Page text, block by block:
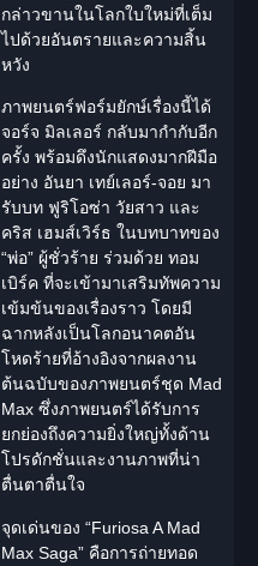
กล่าวขานในโลกใบใหม่ที่เต็ม
ไปด้วยอันตรายและความสิ้น
หวัง
ภาพยนตร์ฟอร์มยักษ์เรื่องนี้ได้
จอร์จ มิลเลอร์ กลับมากำกับอีก
ครั้ง พร้อมดึงนักแสดงมากฝีมือ
อย่าง อันยา เทย์เลอร์-จอย มา
รับบท ฟูริโอซ่า วัยสาว และ
คริส เฮมส์เวิร์ธ ในบทบาทของ
“พ่อ” ผู้ชั่วร้าย ร่วมด้วย ทอม
เบิร์ค ที่จะเข้ามาเสริมทัพความ
เข้มข้นของเรื่องราว โดยมี
ฉากหลังเป็นโลกอนาคตอัน
โหดร้ายที่อ้างอิงจากผลงาน
ต้นฉบับของภาพยนตร์ชุด Mad
Max ซึ่งภาพยนตร์ได้รับการ
ยกย่องถึงความยิ่งใหญ่ทั้งด้าน
โปรดักชั่นและงานภาพที่น่า
ตื่นตาตื่นใจ
จุดเด่นของ “Furiosa A Mad
Max Saga” คือการถ่ายทอด